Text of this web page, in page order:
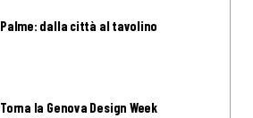
Palme: dalla città al tavolino
Torna la Genova Design Week